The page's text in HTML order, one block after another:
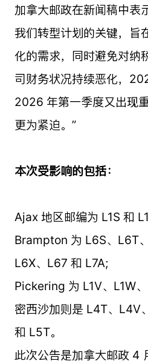
加拿大邮政在新闻稿中表
我们转型计划的关键，旨
化的需求，同时避免对纳
司财务状况持续恶化，
2026 年第一季度又出现
更为紧迫。”
本次受影响的包括：
Ajax 地区邮编为 L1S 和
Brampton 为 L6S、L6T
L6X、L67 和 L7A;
Pickering 为 L1V、L1W
密西沙加则是 L4T、L4V
和 L5T。
此次公告是加拿大邮政 4